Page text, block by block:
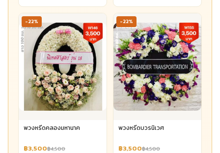
-22%
พวงหรีดคลองมหานาค
฿3,500฿4,500
-22%
พวงหรีดบวรนิเวศ
฿3,500฿4,500